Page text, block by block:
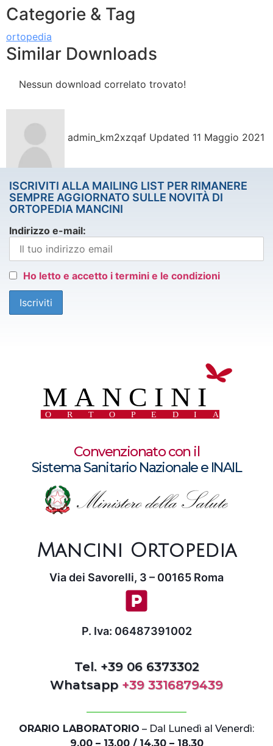
Categorie & Tag
ortopedia
Similar Downloads
Nessun download correlato trovato!
admin_km2xzqaf Updated 11 Maggio 2021
ISCRIVITI ALLA MAILING LIST PER RIMANERE
SEMPRE AGGIORNATO SULLE NOVITÀ DI
ORTOPEDIA MANCINI
Indirizzo e-mail:
Ho letto e accetto i termini e le condizioni
Convenzionato con il
Sistema Sanitario Nazionale e INAIL
Mancini Ortopedia
Via dei Savorelli, 3 – 00165 Roma
P. Iva: 06487391002
Tel. +39 06 6373302
Whatsapp +39 3316879439
ORARIO LABORATORIO – Dal Lunedì al Venerdì:
9.00 – 13.00 / 14.30 – 18.30